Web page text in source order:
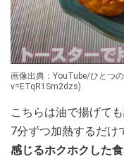
画像出典：YouTube/ひとつ
v=ETqR1Sm2dzs)
こちらは油で揚げて
7分ずつ加熱するだけ
感じるホクホクした